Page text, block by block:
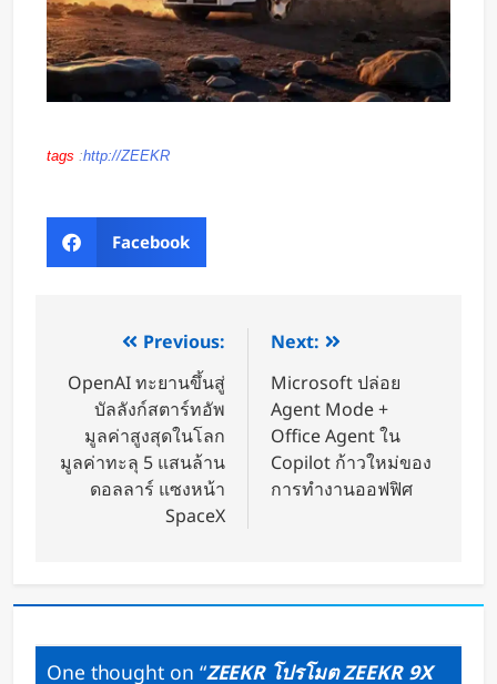
tags :http://ZEEKR
Facebook
Previous:
OpenAI ทะยานขึ้นสู่
บัลลังก์สตาร์ทอัพ
มูลค่าสูงสุดในโลก
มูลค่าทะลุ 5 แสนล้าน
ดอลลาร์ แซงหน้า
SpaceX
Next:
Microsoft ปล่อย
Agent Mode +
Office Agent ใน
Copilot ก้าวใหม่ของ
การทำงานออฟฟิศ
One thought on “ZEEKR โปรโมต ZEEKR 9X